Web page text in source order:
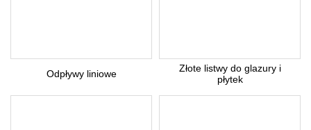
Odpływy liniowe
Złote listwy do glazury i
płytek
Z uwagi dużą ilość spamu, wymagana jest weryfikacja.